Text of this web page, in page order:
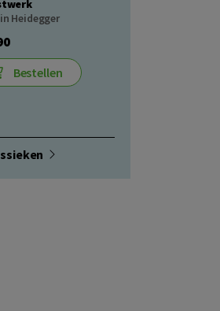
Heidegger
Bestellen